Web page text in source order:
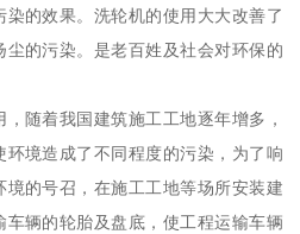
的效果。洗轮机的使用大大改善了
的污染。是老百姓及社会对环保的
随着我国建筑施工工地逐年增多，
境造成了不同程度的污染，为了响
的号召，在施工工地等场所安装建
辆的轮胎及盘底，使工程运输车辆